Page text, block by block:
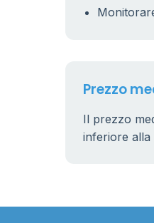
Prezzo
Il prezzo
inferiore alla